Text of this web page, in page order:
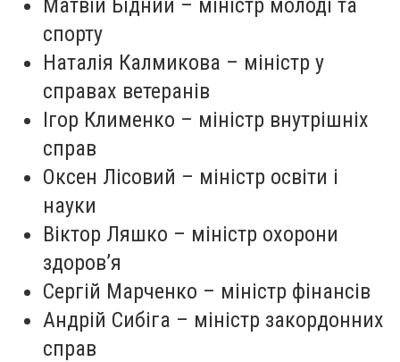
Матвій Бідний – міністр молоді та
спорту
Наталія Калмикова – міністр у
справах ветеранів
Ігор Клименко – міністр внутрішніх
справ
Оксен Лісовий – міністр освіти і
науки
Віктор Ляшко – міністр охорони
здоров’я
Сергій Марченко – міністр фінансів
Андрій Сибіга – міністр закордонних
справ